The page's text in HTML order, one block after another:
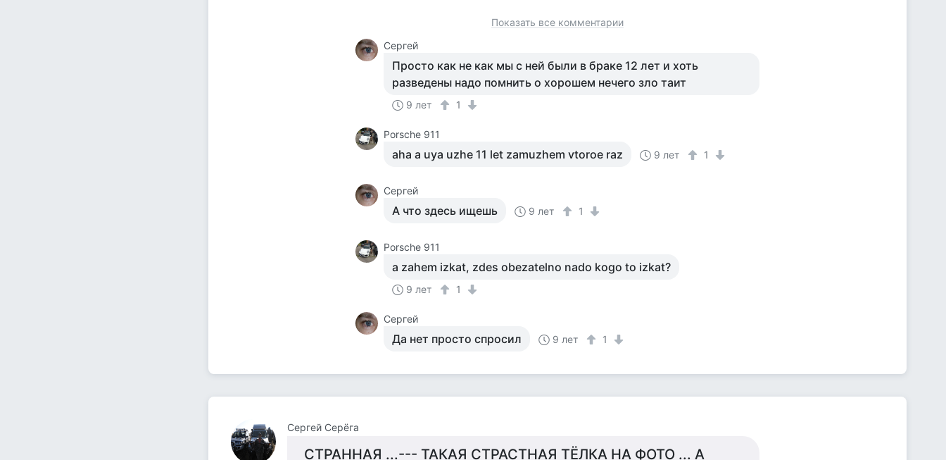
Показать все комментарии
Cергей
Просто как не как мы с ней были в браке 12 лет и хоть
разведены надо помнить о хорошем нечего зло таит
9 лет 1
Porsche 911
aha a uya uzhe 11 let zamuzhem vtoroe raz 9 лет 1
Cергей
А что здесь ищешь 9 лет 1
Porsche 911
a zahem izkat, zdes obezatelno nado kogo to izkat?
9 лет 1
Cергей
Да нет просто спросил 9 лет 1
Сергей Серёга
СТРАННАЯ ...--- ТАКАЯ СТРАСТНАЯ ТЁЛКА НА ФОТО ... А